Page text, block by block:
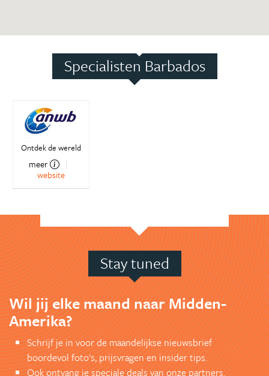
Specialisten Barbados
Ontdek de wereld
meer
website
Stay tuned
Wil jij elke maand naar Midden-
Amerika?
Schrijf je in voor de maandelijkse nieuwsbrief
boordevol foto's, prijsvragen en insider tips.
Ook ontvang je speciale deals van onze partners.